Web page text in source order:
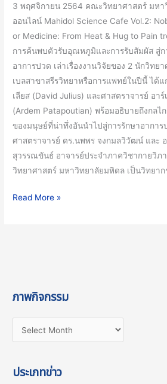
3 พฤศจิกายน 2564 คณะวิทยาศาสตร์ มหา
ออนไลน์ Mahidol Science Cafe Vol.2:
or Medicine: From Heat & Hug to Pain
การค้นพบตัวรับอุณหภูมิและการรับสัมผัส สู่ก
อาการปวด เล่าเรื่องงานวิจัยของ 2 นักวิทย
เบลสาขาสรีรวิทยาหรือการแพทย์ในปีนี้ ได้แ
เลียส (David Julius) และศาสตราจารย์ อา
(Ardem Patapoutian) พร้อมอธิบายถึงกล
ของมนุษย์ที่น่าทึ่งอันนำไปสู่การรักษาอาการ
ศาสตราจารย์ ดร.นพพร จงกมลวิวัฒน์ และ
สุวรรณขันธ์ อาจารย์ประจำภาควิชากายวิภ
วิทยาศาสตร์ มหาวิทยาลัยมหิดล เป็นวิทยาก
or
Medicine:
From
Heat
&
Hug
to
Pain
treatment
discoveries.
การ
ค้น
ตัว
สัมผัส
ใน
Read More »
ภาพกิจกรรม
ประเภทข่าว